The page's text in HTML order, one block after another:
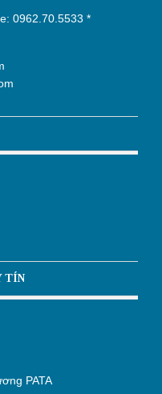
0962.70.5533 *
TÍN
PATA